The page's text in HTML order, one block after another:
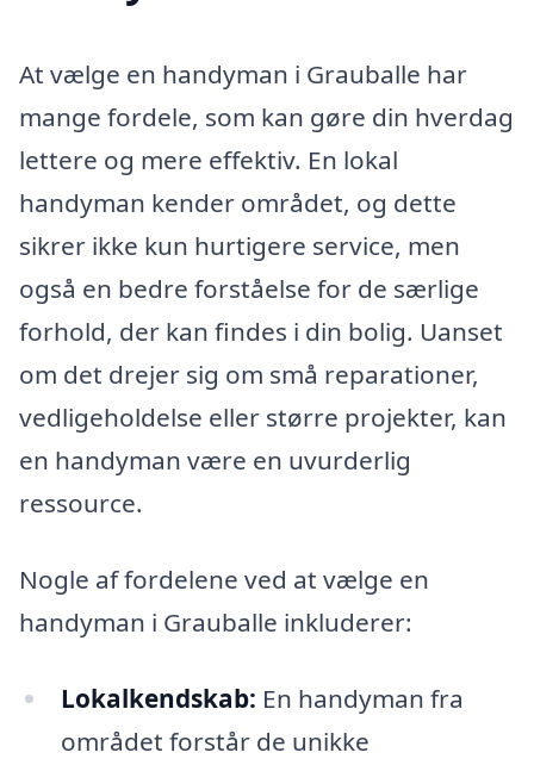
At vælge en handyman i Grauballe har
mange fordele, som kan gøre din hverdag
lettere og mere effektiv. En lokal
handyman kender området, og dette
sikrer ikke kun hurtigere service, men
også en bedre forståelse for de særlige
forhold, der kan findes i din bolig. Uanset
om det drejer sig om små reparationer,
vedligeholdelse eller større projekter, kan
en handyman være en uvurderlig
ressource.
Nogle af fordelene ved at vælge en
handyman i Grauballe inkluderer:
Lokalkendskab: En handyman fra
området forstår de unikke